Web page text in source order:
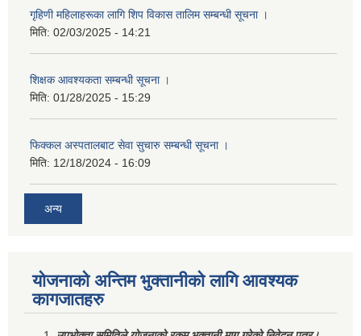
गृहिणी महिलाहरूका लागि शिप विकास तालिम सम्बन्धी सूचना ‌।
मिति: 02/03/2025 - 14:21
शिक्षक आवश्यकता सम्बन्धी सूचना ।
मिति: 01/28/2025 - 15:29
फिक्कल अस्पतालबाट सेवा सुचारु सम्बन्धी सूचना ।
मिति: 12/18/2024 - 16:09
अन्य
योजनाको अन्तिम भुक्तानीको लागि आवश्यक
कागजातहरु